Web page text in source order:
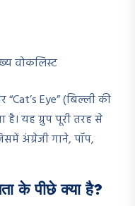
वोकलिस्ट
“Cat’s Eye” (बिल्ली की
यह ग्रुप पूरी तरह से
अंग्रेजी गाने, पॉप,
के पीछे क्या है?